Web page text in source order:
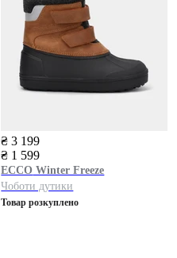
₴ 3 199
₴ 1 599
ECCO Winter Freeze
Чоботи дутики
Товар розкуплено